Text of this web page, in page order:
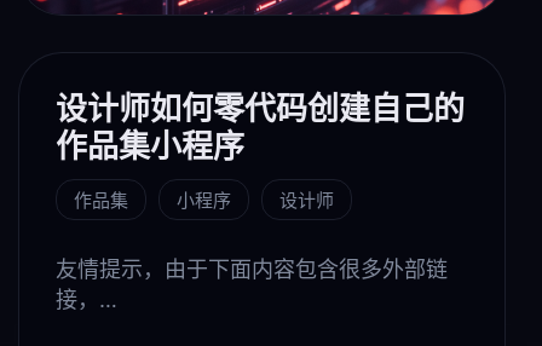
设计师如何零代码创建自己的
作品集小程序
作品集 小程序 设计师
友情提示，由于下面内容包含很多外部链
接，…